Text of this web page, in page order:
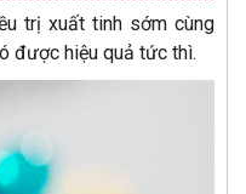
trị xuất tinh sớm cùng
được hiệu quả tức thì.